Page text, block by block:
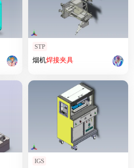
STP
烟机焊接夹具
IGS